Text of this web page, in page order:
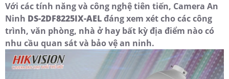
Với các tính năng và công nghệ tiên tiến, Camera An
Ninh DS-2DF8225IX-AELđáng xem xét cho các công
trình, văn phòng, nhà ở hay bất kỳ địa điểm nào có
nhu cầu quan sát và bảo vệ an ninh.